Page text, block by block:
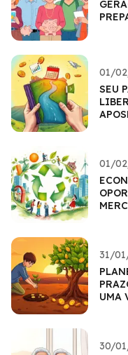
01/
SEU
01/
31/
UMA
30/